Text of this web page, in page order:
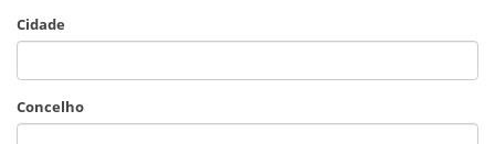
Cidade
Concelho